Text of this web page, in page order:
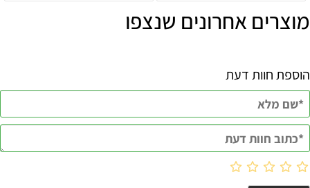
מוצרים אחרונים שנצפו
הוספת חוות דעת